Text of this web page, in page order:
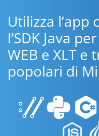
Utilizza
l’SDK Java
WEB e XLT
popolari di